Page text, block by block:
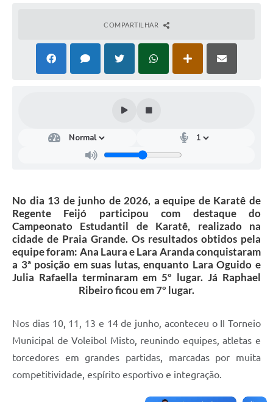
COMPARTILHAR
No dia 13 de junho de 2026, a equipe de Karatê de
Regente Feijó participou com destaque do
Campeonato Estudantil de Karatê, realizado na
cidade de Praia Grande. Os resultados obtidos pela
equipe foram: Ana Laura e Lara Aranda conquistaram
a 3ª posição em suas lutas, enquanto Lara Oguido e
Julia Rafaella terminaram em 5º lugar. Já Raphael
Ribeiro ficou em 7º lugar.
Nos dias 10, 11, 13 e 14 de junho, aconteceu o II Torneio
Municipal de Voleibol Misto, reunindo equipes, atletas e
torcedores em grandes partidas, marcadas por muita
competitividade, espírito esportivo e integração.